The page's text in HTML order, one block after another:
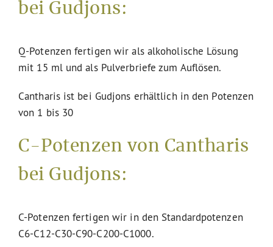
bei Gudjons:
Q-Potenzen fertigen wir als alkoholische Lösung
mit 15 ml und als Pulverbriefe zum Auflösen.
Cantharis ist bei Gudjons erhältlich in den Potenzen
von 1 bis 30
C-Potenzen von Cantharis
bei Gudjons:
C-Potenzen fertigen wir in den Standardpotenzen
C6-C12-C30-C90-C200-C1000.